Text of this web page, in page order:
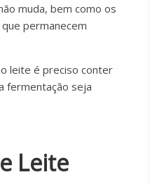
muda, bem como os
permanecem
leite é preciso conter
fermentação seja
Leite